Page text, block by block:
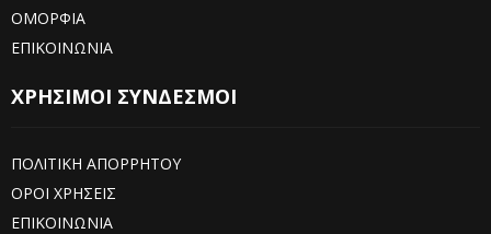
ΟΜΟΡΦΙΑ
ΕΠΙΚΟΙΝΩΝΙΑ
ΧΡΗΣΙΜΟΙ ΣΥΝΔΕΣΜΟΙ
ΠΟΛΙΤΙΚΗ ΑΠΟΡΡΗΤΟΥ
ΟΡΟΙ ΧΡΗΣΕΙΣ
ΕΠΙΚΟΙΝΩΝΙΑ